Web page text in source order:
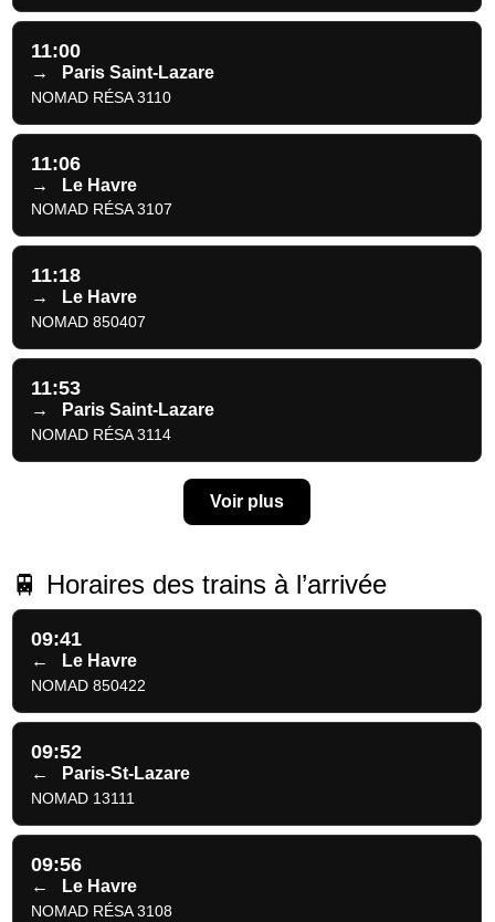
11:00
→ Paris Saint-Lazare
NOMAD RÉSA 3110
11:06
→ Le Havre
NOMAD RÉSA 3107
11:18
→ Le Havre
NOMAD 850407
11:53
→ Paris Saint-Lazare
NOMAD RÉSA 3114
Voir plus
🚆 Horaires des trains à l’arrivée
09:41
← Le Havre
NOMAD 850422
09:52
← Paris-St-Lazare
NOMAD 13111
09:56
← Le Havre
NOMAD RÉSA 3108